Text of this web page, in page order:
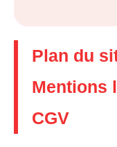
Plan du
Mentions
CGV